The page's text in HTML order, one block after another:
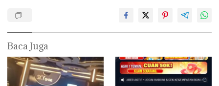
Baca Juga